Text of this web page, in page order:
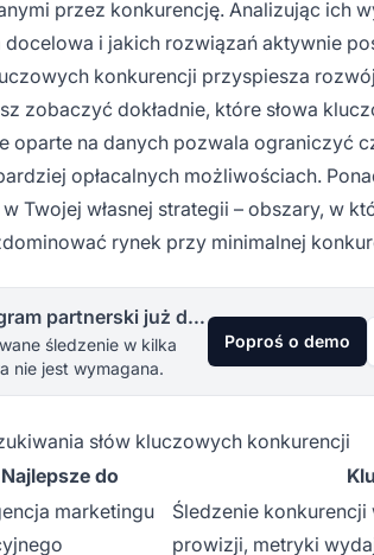
przez konkurencję. Analizując ich
i jakich rozwiązań aktywnie
konkurencji przyspiesza
zobaczyć dokładnie, które słowa
oparte na danych pozwala ograniczyć
opłacalnych możliwościach.
Twojej własnej strategii – obszary, w
rynek przy minimalnej
Uruchom swój program partnerski już dziś
śledzenie w kilka
nie jest wymagana.
Poproś o demo
słów kluczowych konkurencji
Najlepsze do
marketingu
Śledzenie
prowizji, metryki